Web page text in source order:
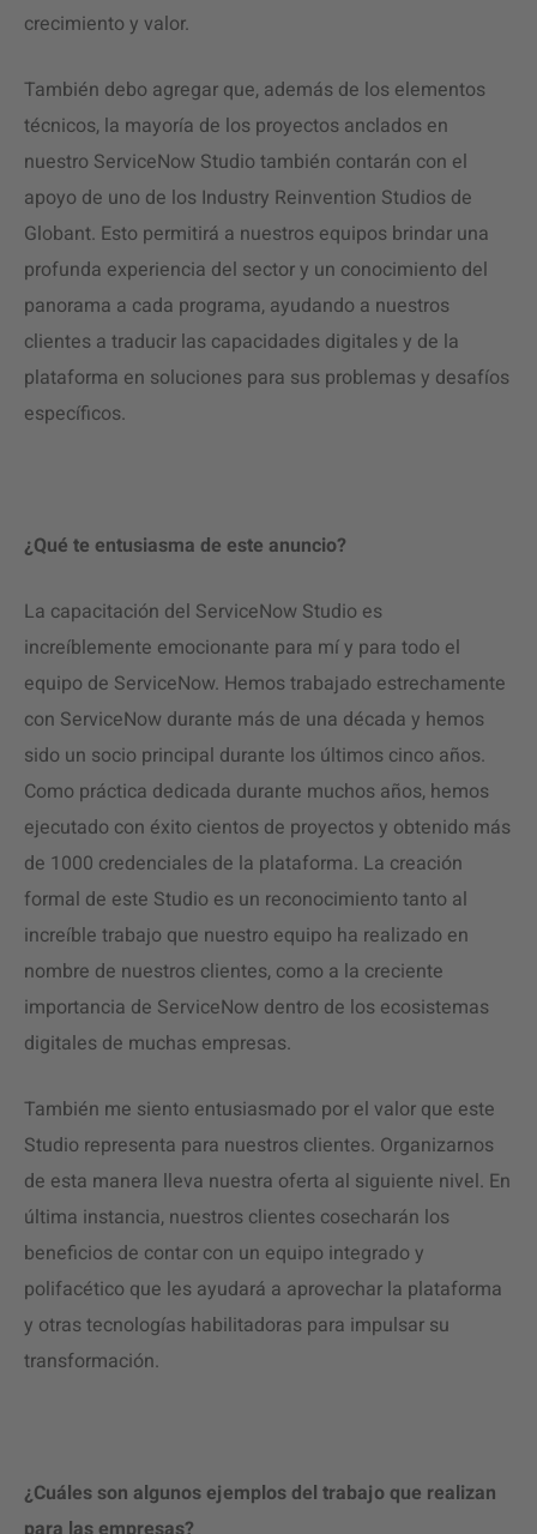
crecimiento y valor.
También debo agregar que, además de los elementos
técnicos, la mayoría de los proyectos anclados en
nuestro ServiceNow Studio también contarán con el
apoyo de uno de los Industry Reinvention Studios de
Globant. Esto permitirá a nuestros equipos brindar una
profunda experiencia del sector y un conocimiento del
panorama a cada programa, ayudando a nuestros
clientes a traducir las capacidades digitales y de la
plataforma en soluciones para sus problemas y desafíos
específicos.
¿Qué te entusiasma de este anuncio?
La capacitación del ServiceNow Studio es
increíblemente emocionante para mí y para todo el
equipo de ServiceNow. Hemos trabajado estrechamente
con ServiceNow durante más de una década y hemos
sido un socio principal durante los últimos cinco años.
Como práctica dedicada durante muchos años, hemos
ejecutado con éxito cientos de proyectos y obtenido más
de 1000 credenciales de la plataforma. La creación
formal de este Studio es un reconocimiento tanto al
increíble trabajo que nuestro equipo ha realizado en
nombre de nuestros clientes, como a la creciente
importancia de ServiceNow dentro de los ecosistemas
digitales de muchas empresas.
También me siento entusiasmado por el valor que este
Studio representa para nuestros clientes. Organizarnos
de esta manera lleva nuestra oferta al siguiente nivel. En
última instancia, nuestros clientes cosecharán los
beneficios de contar con un equipo integrado y
polifacético que les ayudará a aprovechar la plataforma
y otras tecnologías habilitadoras para impulsar su
transformación.
¿Cuáles son algunos ejemplos del trabajo que realizan